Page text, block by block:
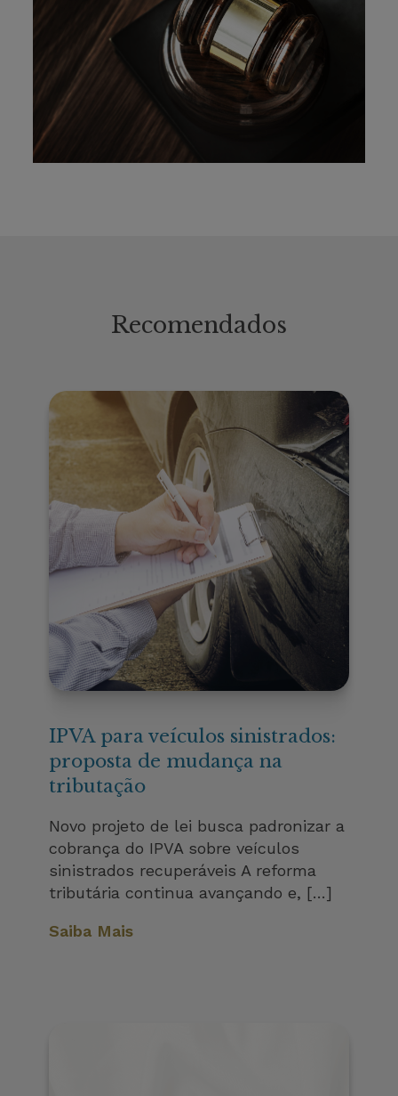
Recomendados
IPVA para veículos sinistrados:
proposta de mudança na
tributação
Novo projeto de lei busca padronizar a
cobrança do IPVA sobre veículos
sinistrados recuperáveis A reforma
tributária continua avançando e, […]
Saiba Mais